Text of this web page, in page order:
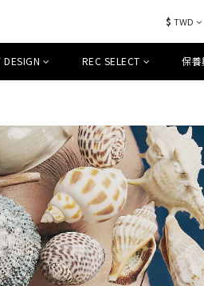
$ TWD
DESIGN REC SELECT 保